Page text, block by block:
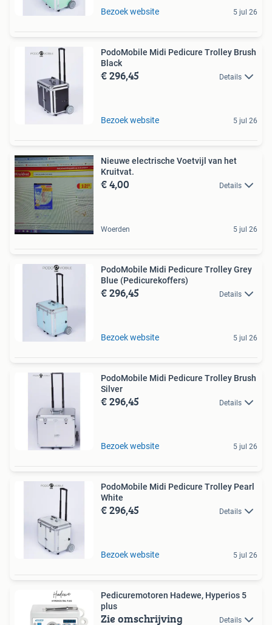
Bezoek website 5 jul 26
PodoMobile Midi Pedicure Trolley Brush
Black
€ 296,45 Details
Bezoek website 5 jul 26
Nieuwe electrische Voetvijl van het
Kruitvat.
€ 4,00 Details
Woerden 5 jul 26
PodoMobile Midi Pedicure Trolley Grey
Blue (Pedicurekoffers)
€ 296,45 Details
Bezoek website 5 jul 26
PodoMobile Midi Pedicure Trolley Brush
Silver
€ 296,45 Details
Bezoek website 5 jul 26
PodoMobile Midi Pedicure Trolley Pearl
White
€ 296,45 Details
Bezoek website 5 jul 26
Pedicuremotoren Hadewe, Hyperios 5
plus
Zie omschrijving Details